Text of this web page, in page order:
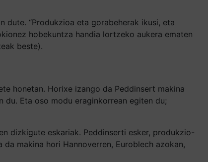
dute. “Produkzioa eta gorabeherak ikusi, eta
hobekuntza handia lortzeko aukera ematen
beste).
honetan. Horixe izango da Peddinsert makina
du. Eta oso modu eraginkorrean egiten du;
dizkigute eskariak. Peddinserti esker, produkzio-
makina hori Hannoverren, Euroblech azokan,